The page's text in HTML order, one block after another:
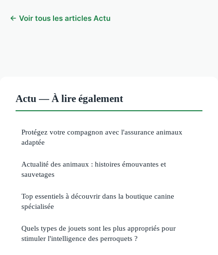
← Voir tous les articles Actu
Actu — À lire également
Protégez votre compagnon avec l'assurance animaux
adaptée
Actualité des animaux : histoires émouvantes et
sauvetages
Top essentiels à découvrir dans la boutique canine
spécialisée
Quels types de jouets sont les plus appropriés pour
stimuler l'intelligence des perroquets ?